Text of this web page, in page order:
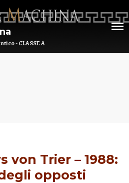
- CLASSE A
von Trier – 1988:
opposti